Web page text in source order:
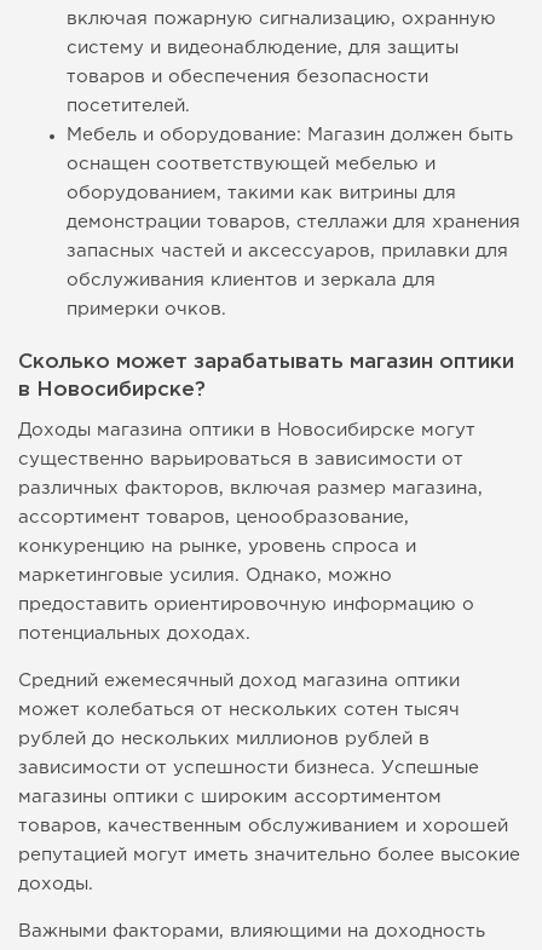
включая пожарную сигнализацию, охранную
систему и видеонаблюдение, для защиты
товаров и обеспечения безопасности
посетителей.
Мебель и оборудование: Магазин должен быть
оснащен соответствующей мебелью и
оборудованием, такими как витрины для
демонстрации товаров, стеллажи для хранения
запасных частей и аксессуаров, прилавки для
обслуживания клиентов и зеркала для
примерки очков.
Сколько может зарабатывать магазин оптики
в Новосибирске?
Доходы магазина оптики в Новосибирске могут
существенно варьироваться в зависимости от
различных факторов, включая размер магазина,
ассортимент товаров, ценообразование,
конкуренцию на рынке, уровень спроса и
маркетинговые усилия. Однако, можно
предоставить ориентировочную информацию о
потенциальных доходах.
Средний ежемесячный доход магазина оптики
может колебаться от нескольких сотен тысяч
рублей до нескольких миллионов рублей в
зависимости от успешности бизнеса. Успешные
магазины оптики с широким ассортиментом
товаров, качественным обслуживанием и хорошей
репутацией могут иметь значительно более высокие
доходы.
Важными факторами, влияющими на доходность